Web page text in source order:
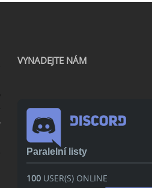
VYNADEJTE NÁM
Paralelní listy
100 USER(S) ONLINE